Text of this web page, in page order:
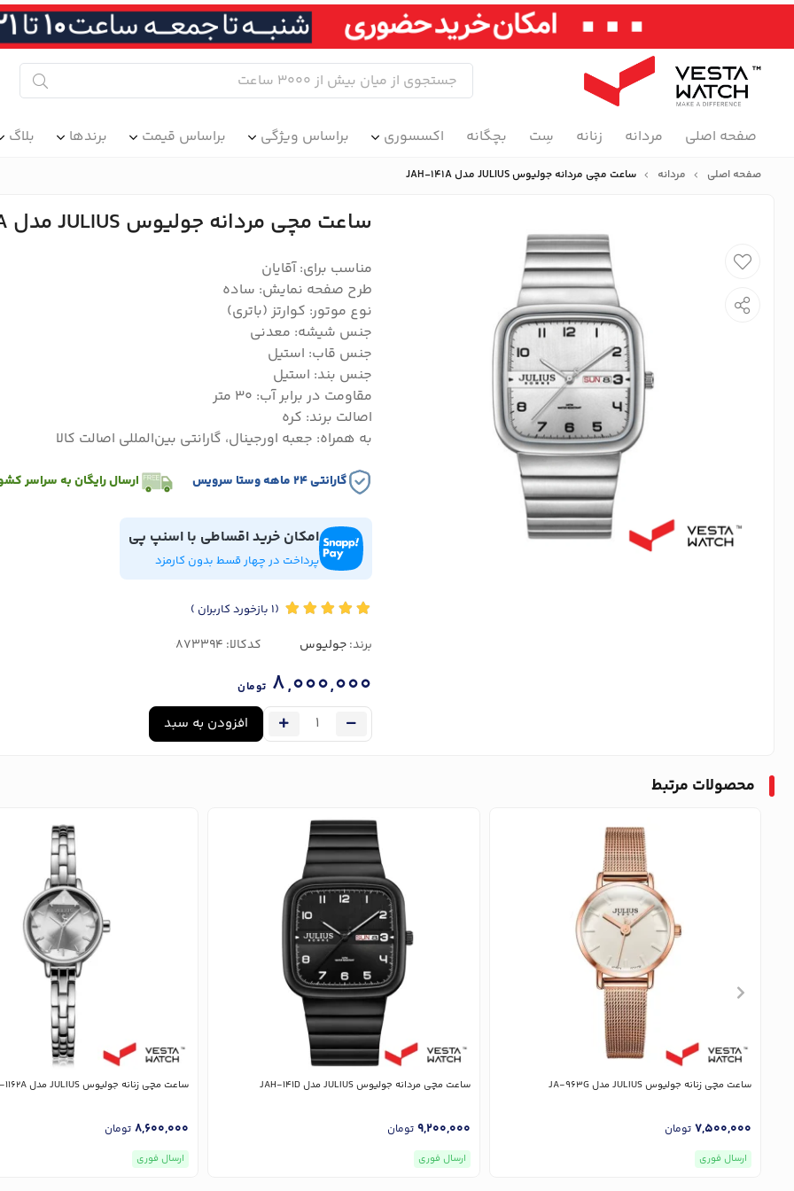
صفحه اصلی مردانه زنانه سِت بچگانه اکسسوری براساس ویژگی براساس قیمت برندها بلاگ
صفحه اصلی مردانه ساعت مچی مردانه جولیوس JULIUS مدل JAH-141A
ساعت مچی مردانه جولیوس JULIUS مدل JAH-141A
مناسب برای: آقایان
طرح صفحه نمایش: ساده
نوع موتور: کوارتز (باتری)
جنس شیشه: معدنی
جنس قاب: استیل
جنس بند: استیل
مقاومت در برابر آب: 30 متر
اصالت برند: کره
به همراه: جعبه اورجینال، گارانتی بین‌المللی اصالت کالا
گارانتی ۲۴ ماهه وستا سرویس ارسال رایگان به سراسر
امکان خرید اقساطی با اسنپ پی
پرداخت در چهار قسط بدون کارمزد
(1 بازخورد کاربران )
برند:جولیوس کدکالا:
8,000,000 تومان
افزودن به سبد
محصولات مرتبط
ساعت مچی زنانه جولیوس JULIUS مدل JA-963G
7,500,000 تومان
ارسال فوری
ساعت مچی مردانه جولیوس JULIUS مدل JAH-141D
9,200,000 تومان
ارسال فوری
ساعت مچی زنانه جولیوس JULIUS مدل JA-1162A
8,600,000 تومان
ارسال فوری